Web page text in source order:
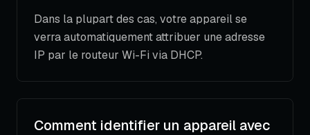
Dans la plupart des cas, votre appareil se
verra automatiquement attribuer une adresse
IP par le routeur Wi-Fi via DHCP.
Comment identifier un appareil avec